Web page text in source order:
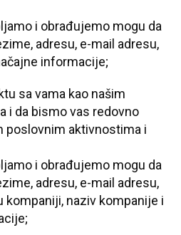
i obrađujemo mogu da
adresu, e-mail adresu,
informacije;
sa vama kao našim
i da bismo vas redovno
poslovnim aktivnostima i
i obrađujemo mogu da
adresu, e-mail adresu,
naziv kompanije i